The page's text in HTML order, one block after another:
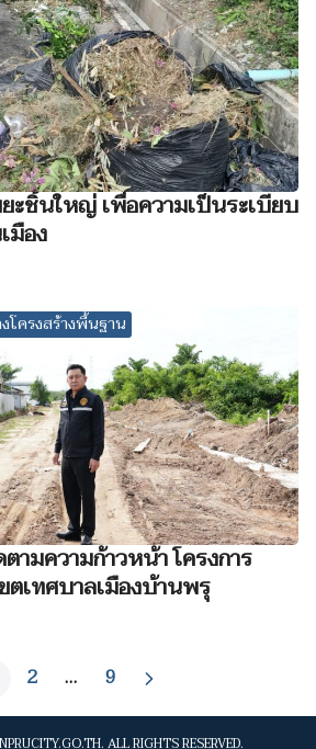
ะชิ้นใหญ่ เพื่อความเป็นระเบียบ
มือง
โครงสร้างพื้นฐาน
มความก้าวหน้า โครงการ
ตเทศบาลเมืองบ้านพรุ
2 … 9
ALL RIGHTS RESERVED.